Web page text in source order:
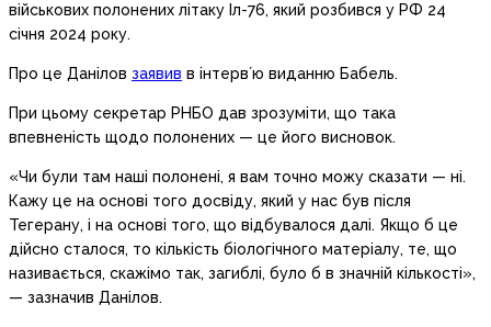
військових полонених літаку Іл-76, який розбився у РФ 24
січня 2024 року.
Про це Данілов заявив в інтервʼю виданню Бабель.
При цьому секретар РНБО дав зрозуміти, що така
впевненість щодо полонених — це його висновок.
«Чи були там наші полонені, я вам точно можу сказати — ні.
Кажу це на основі того досвіду, який у нас був після
Тегерану, і на основі того, що відбувалося далі. Якщо б це
дійсно сталося, то кількість біологічного матеріалу, те, що
називається, скажімо так, загиблі, було б в значній кількості»,
— зазначив Данілов.